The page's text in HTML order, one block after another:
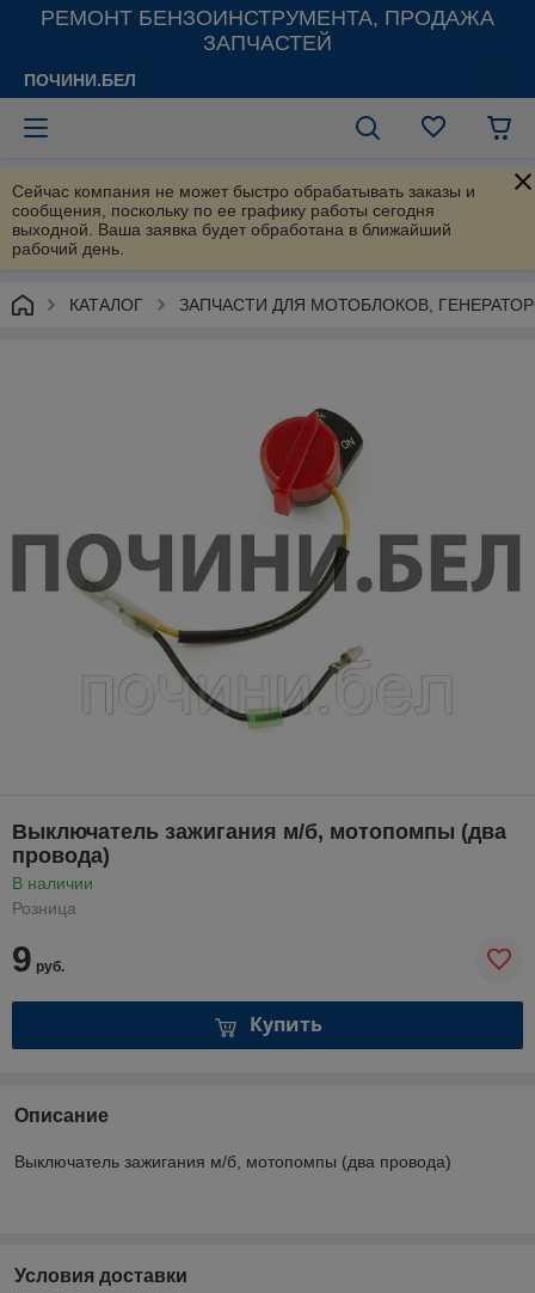
РЕМОНТ БЕНЗОИНСТРУМЕНТА, ПРОДАЖА
ЗАПЧАСТЕЙ
ПОЧИНИ.БЕЛ
Сейчас компания не может быстро обрабатывать заказы и
сообщения, поскольку по ее графику работы сегодня
выходной. Ваша заявка будет обработана в ближайший
рабочий день.
КАТАЛОГ ЗАПЧАСТИ ДЛЯ МОТОБЛОКОВ,
Выключатель зажигания м/б, мотопомпы (два
провода)
В наличии
Розница
9 руб.
Купить
Описание
Выключатель зажигания м/б, мотопомпы (два провода)
Условия доставки